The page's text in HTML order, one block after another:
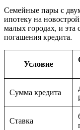
Семейные пары с
ипотеку на
малых городах, и эта
погашения кредита.
Условие
Сумма кредита
Ставка